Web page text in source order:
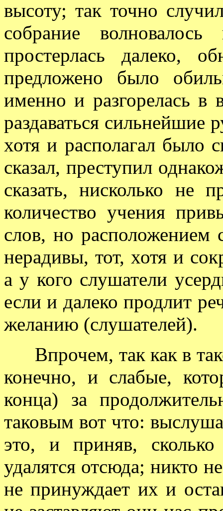
высоту; так точно
собрание
простерлась далеко,
предложено было
именно и разгорелась в
раздаваться сильнейшие
хотя и располагал было
сказал, преступил
сказать, нисколько не
количество учения
слов, но
нерадивы, тот, хотя и
а у кого слушатели
если и далеко продлит
желанию (слушателей).
Впрочем, так как в
конечно, и слабые,
конца) за
таковым вот что:
это, и приняв,
удалятся отсюда; никто
не принуждает их и